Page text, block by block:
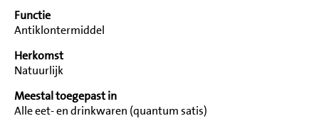
Functie
Antiklontermiddel
Herkomst
Natuurlijk
Meestal toegepast in
Alle eet- en drinkwaren (quantum satis)